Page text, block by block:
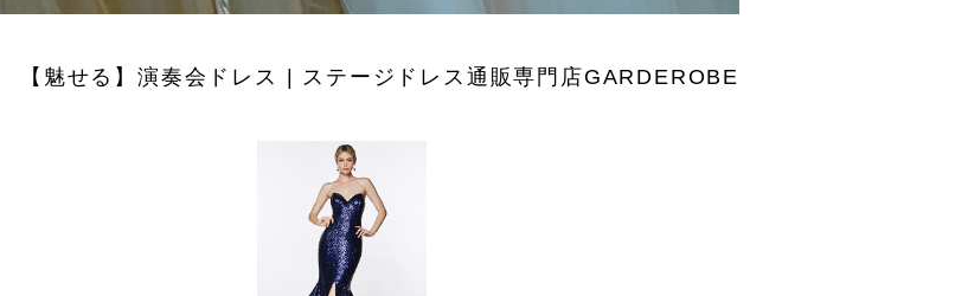
【魅せる】演奏会ドレス | ステージドレス通販専門店GARDEROBE